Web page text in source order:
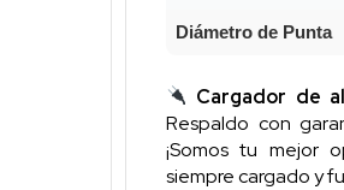
Diámetro de Punta
Cargador de
Respaldo con
¡Somos tu mejor
siempre cargado y